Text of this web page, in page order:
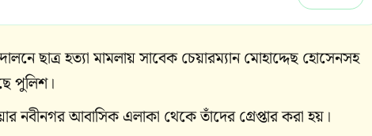
ছাত্র হত্যা মামলায় সাবেক চেয়ারম্যান মোহাদ্দেছ হোসেনসহ
পুলিশ।
নবীনগর আবাসিক এলাকা থেকে তাঁদের গ্রেপ্তার করা হয়।